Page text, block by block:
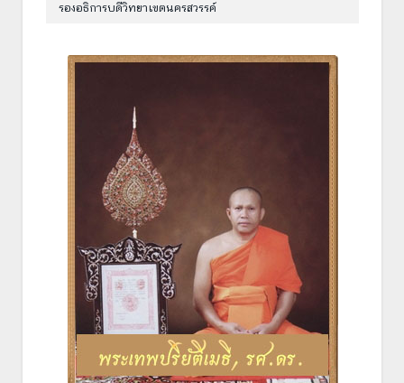
รองอธิการบดีวิทยาเขตนครสวรรค์